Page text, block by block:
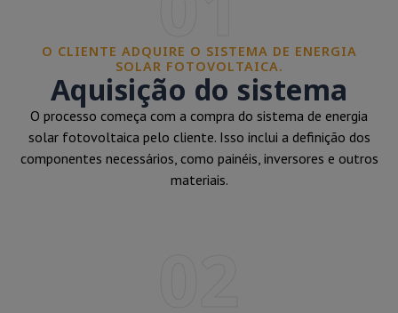
O CLIENTE ADQUIRE O SISTEMA DE ENERGIA
SOLAR FOTOVOLTAICA.
Aquisição do sistema
O processo começa com a compra do sistema de energia
solar fotovoltaica pelo cliente. Isso inclui a definição dos
componentes necessários, como painéis, inversores e outros
materiais.